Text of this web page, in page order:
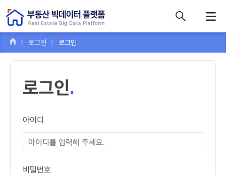
로그인 로그인
로그인
아이디
비밀번호